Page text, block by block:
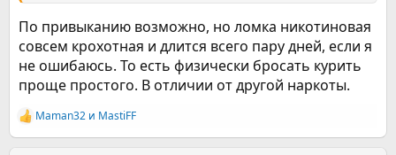
По привыканию возможно, но ломка никотиновая
совсем крохотная и длится всего пару дней, если я
не ошибаюсь. То есть физически бросать курить
проще простого. В отличии от другой наркоты.
Р
е
Maman32 и MastiFF